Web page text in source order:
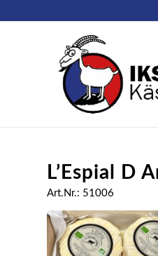
L’Espial D
Art.Nr.: 51006